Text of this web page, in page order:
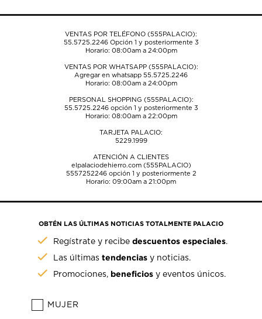
VENTAS POR TELÉFONO (555PALACIO):
55.5725.2246Opción 1 y posteriormente 3
Horario: 08:00am a 24:00pm
VENTAS POR WHATSAPP (555PALACIO):
Agregar en whatsapp 55.5725.2246
Horario: 08:00am a 24:00pm
PERSONAL SHOPPING (555PALACIO):
55.5725.2246opción 1 y posteriormente 3
Horario: 08:00am a 22:00pm
TARJETA PALACIO:
5229.1999
ATENCIÓN A CLIENTES
elpalaciodehierro.com (555PALACIO)
5557252246opción 1 y posteriormente 2
Horario: 09:00am a 21:00pm
OBTÉN LAS ÚLTIMAS NOTICIAS TOTALMENTE PALACIO
Regístrate y recibedescuentos especiales.
Las últimastendencias y noticias.
Promociones, beneficios y eventos únicos.
MUJER